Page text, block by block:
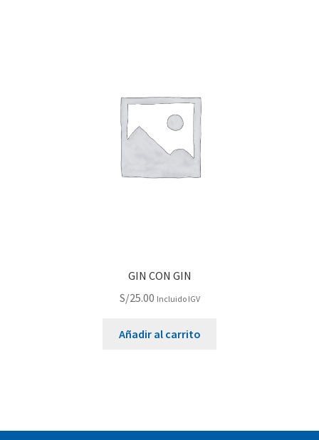
GIN CON GIN
S/25.00 Incluido IGV
Añadir al carrito